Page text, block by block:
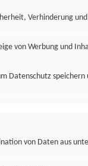
Verhinderung
von Werbung und
Datenschutz
von Daten aus